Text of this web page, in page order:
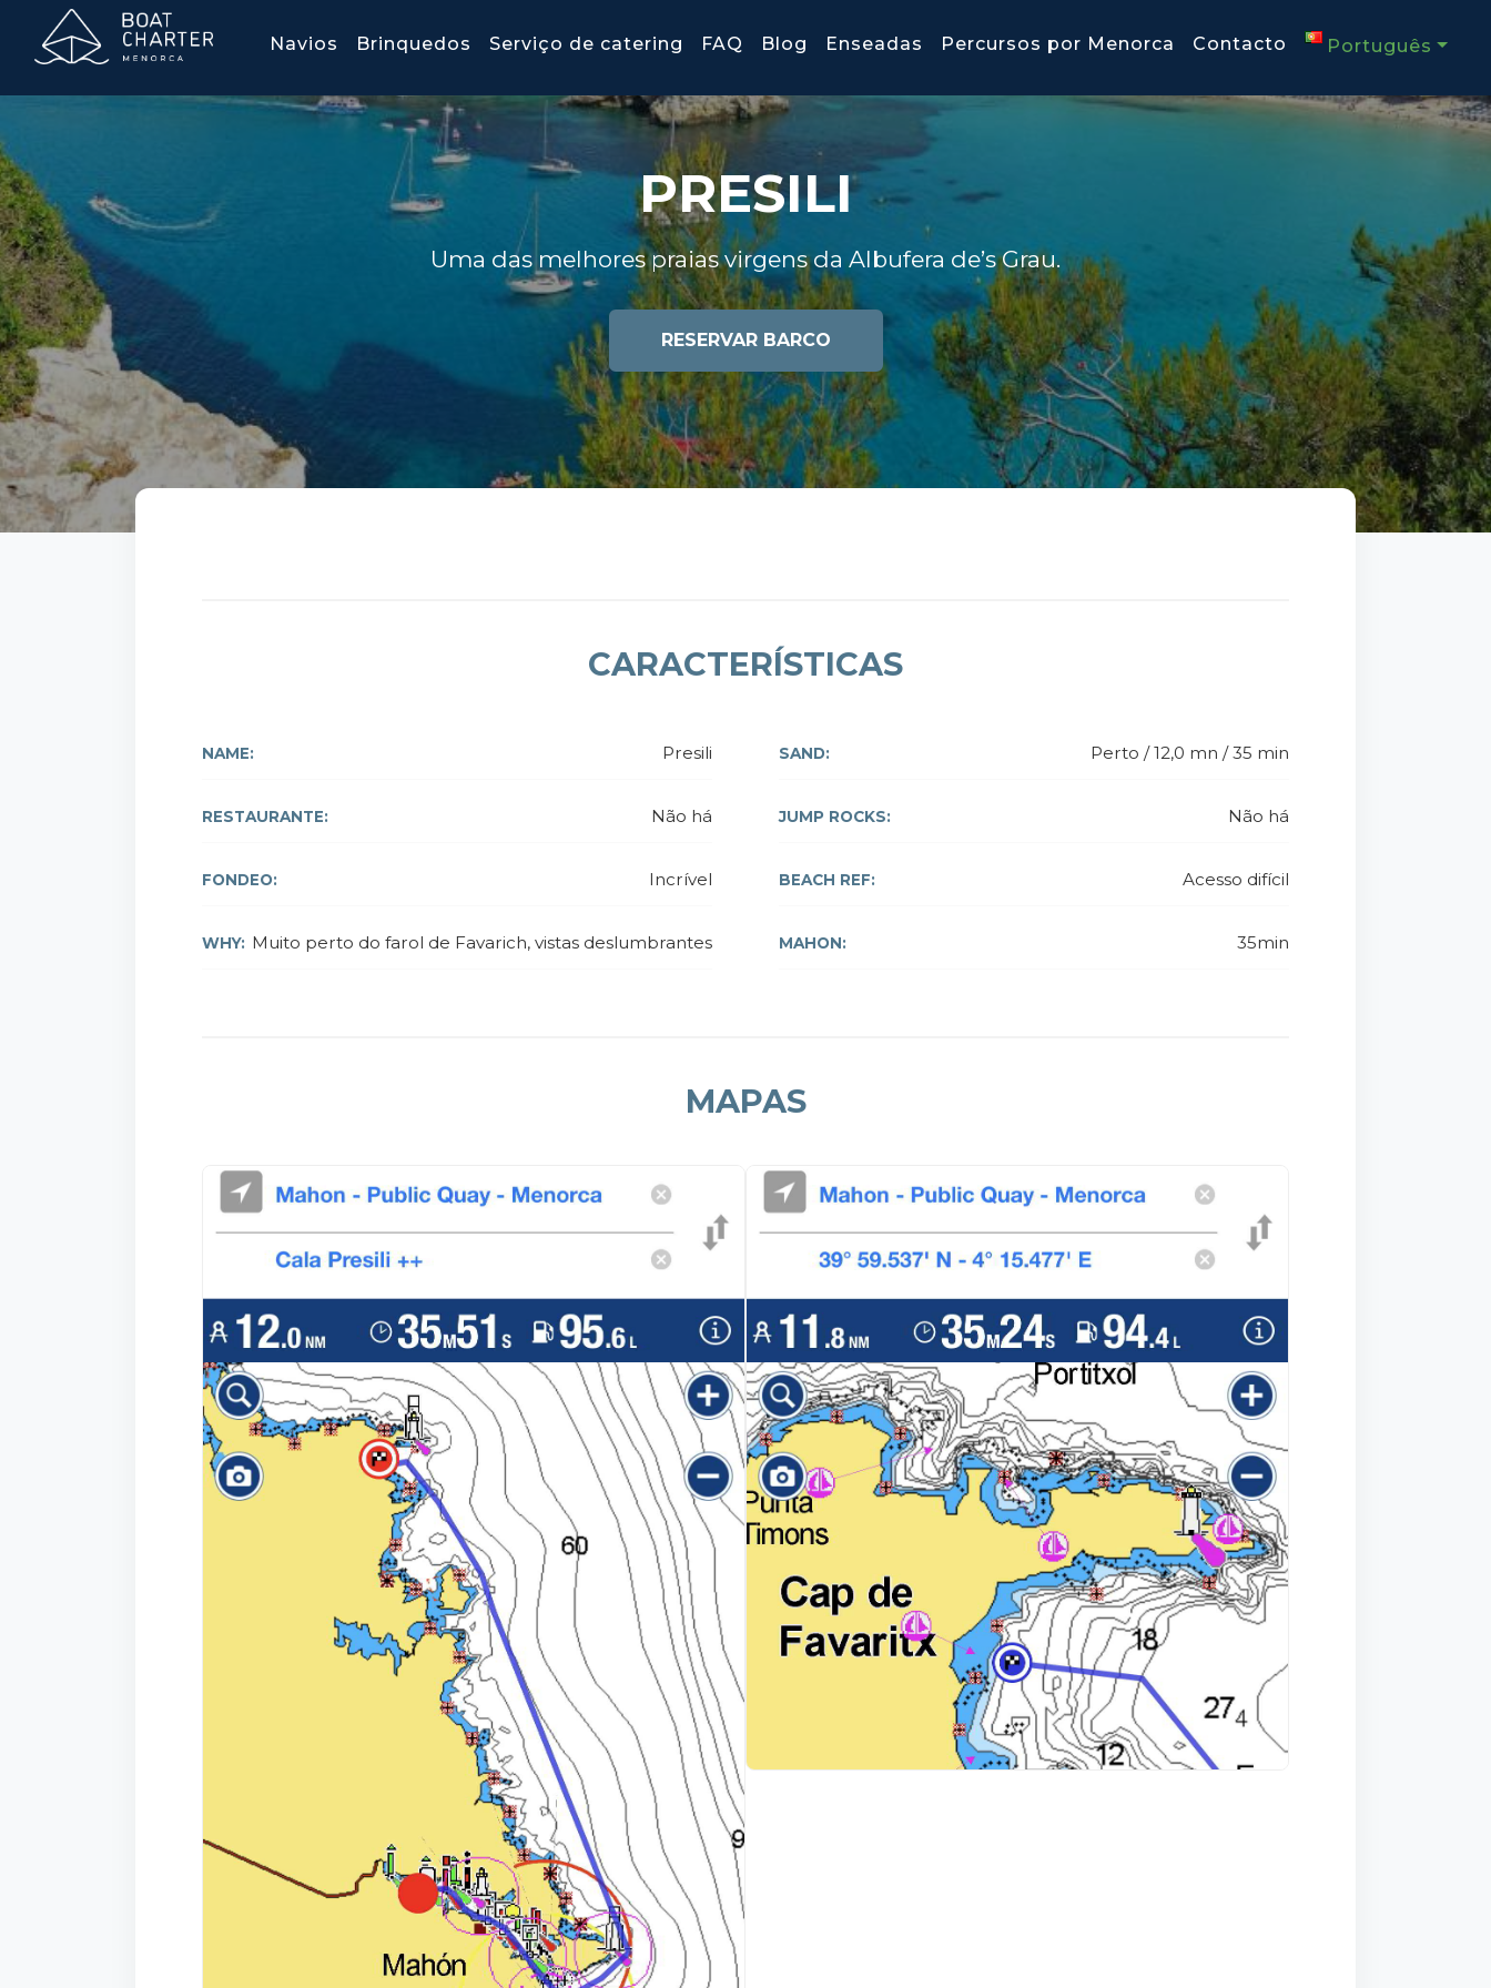
Navios Brinquedos Serviço de catering FAQ Blog Enseadas Percursos por Menorca Contacto Português
PRESILI
Uma das melhores praias virgens da Albufera de’s Grau.
RESERVAR BARCO
CARACTERÍSTICAS
NAME: Presili SAND: Perto / 12,0 mn / 35 min
RESTAURANTE: Não há JUMP ROCKS: Não há
FONDEO: Incrível BEACH REF: Acesso difícil
WHY: Muito perto do farol de Favarich, vistas deslumbrantes MAHON: 35min
MAPAS